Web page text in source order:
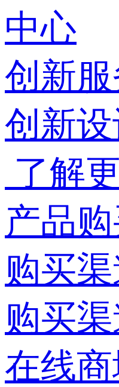
中心
创新
创新
了解
产品
购买
购买
在线